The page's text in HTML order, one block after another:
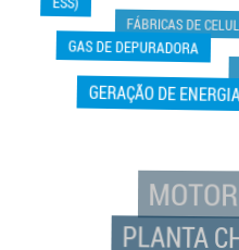
FÁBRICAS DE
GAS DE DEPURADORA
GERAÇÃO DE
PLANTA